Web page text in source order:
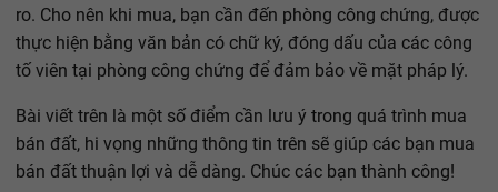
ro. Cho nên khi mua, bạn cần đến phòng công chứng, được
thực hiện bằng văn bản có chữ ký, đóng dấu của các công
tố viên tại phòng công chứng để đảm bảo về mặt pháp lý.
Bài viết trên là một số điểm cần lưu ý trong quá trình mua
bán đất, hi vọng những thông tin trên sẽ giúp các bạn mua
bán đất thuận lợi và dễ dàng. Chúc các bạn thành công!